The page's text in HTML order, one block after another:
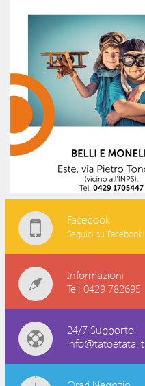
Facebook
Seguici su Facebook!
Informazioni
Tel: 0429 782695
24/7 Supporto
info@tatoetata.it